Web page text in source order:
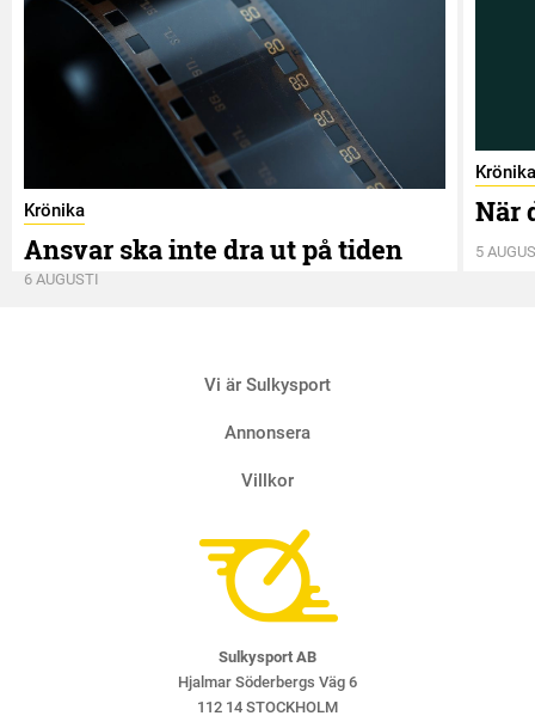
Krönika
Ansvar ska inte dra ut på tiden
6 AUGUSTI
Krönika
När
5
Vi är Sulkysport
Annonsera
Villkor
Sulkysport AB
Hjalmar Söderbergs Väg 6
112 14 STOCKHOLM